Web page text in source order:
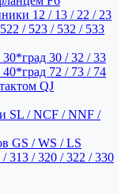
12 / 13 / 22 / 23
/ 523 / 532 / 533
30 / 32 / 33
72 / 73 / 74
QJ
SL / NCF / NNF /
GS / WS / LS
313 / 320 / 322 / 330